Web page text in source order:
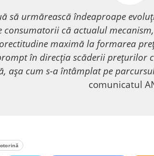
să urmărească îndeaproape
consumatorii că actualul
maximă la formarea
în direcția scăderii prețurilor
așa cum s-a întâmplat pe
comunicatul